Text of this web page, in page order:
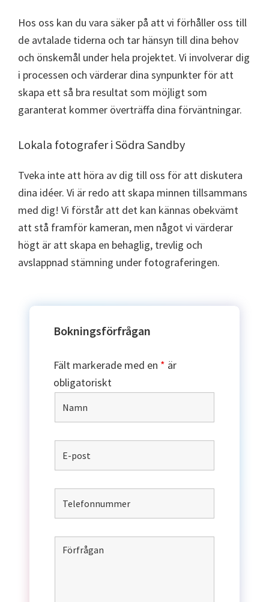
Hos oss kan du vara säker på att vi förhåller oss till
de avtalade tiderna och tar hänsyn till dina behov
och önskemål under hela projektet. Vi involverar dig
i processen och värderar dina synpunkter för att
skapa ett så bra resultat som möjligt som
garanterat kommer överträffa dina förväntningar.
Lokala fotografer i Södra Sandby
Tveka inte att höra av dig till oss för att diskutera
dina idéer. Vi är redo att skapa minnen tillsammans
med dig! Vi förstår att det kan kännas obekvämt
att stå framför kameran, men något vi värderar
högt är att skapa en behaglig, trevlig och
avslappnad stämning under fotograferingen.
Bokningsförfrågan
Fält markerade med en * är
obligatoriskt